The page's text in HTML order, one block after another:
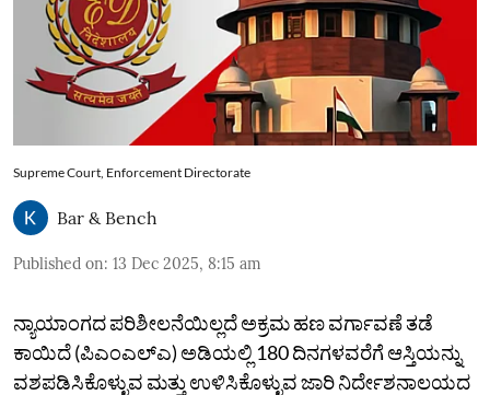
Supreme Court, Enforcement Directorate
Bar & Bench
Published on: 13 Dec 2025, 8:15 am
ನ್ಯಾಯಾಂಗದ ಪರಿಶೀಲನೆಯಿಲ್ಲದೆ ಅಕ್ರಮ ಹಣ ವರ್ಗಾವಣೆ ತಡೆ
ಕಾಯಿದೆ (ಪಿಎಂಎಲ್‌ಎ) ಅಡಿಯಲ್ಲಿ 180 ದಿನಗಳವರೆಗೆ ಆಸ್ತಿಯನ್ನು
ವಶಪಡಿಸಿಕೊಳ್ಳುವ ಮತ್ತು ಉಳಿಸಿಕೊಳ್ಳುವ ಜಾರಿ ನಿರ್ದೇಶನಾಲಯದ